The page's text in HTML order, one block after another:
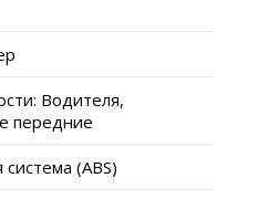
Водителя,
передние
(ABS)